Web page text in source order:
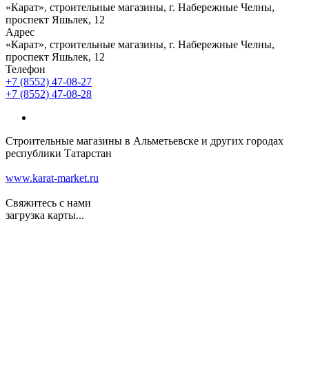
«Карат», строительные магазины, г. Набережные Челны,
проспект Яшьлек, 12
Адрес
«Карат», строительные магазины, г. Набережные Челны,
проспект Яшьлек, 12
Телефон
+7 (8552) 47-08-27
+7 (8552) 47-08-28
Строительные магазины в Альметьевске и других городах
республики Татарстан
www.karat-market.ru
Свяжитесь с нами
загрузка карты...